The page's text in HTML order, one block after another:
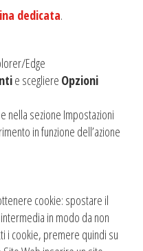
dedicata.
Edge
e scegliere Opzioni
e nella sezione Impostazioni
in funzione dell’azione
cookie: spostare il
in modo da non
i cookie, premere quindi su